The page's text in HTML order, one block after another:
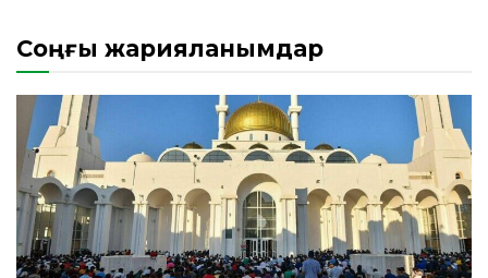
Соңғы жарияланымдар